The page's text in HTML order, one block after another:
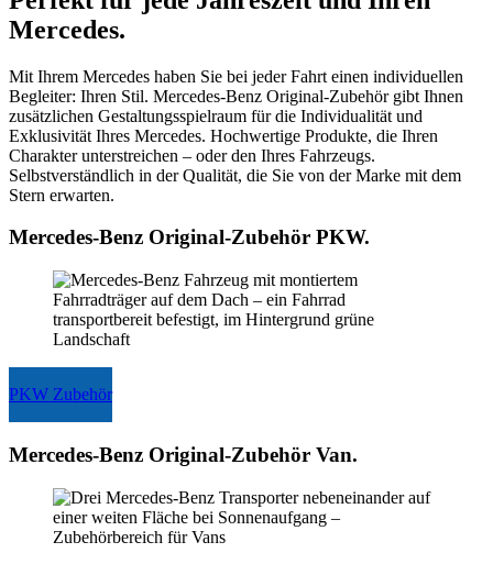
karriere.suedstern-boelle.de
Mercedes.
Mit Ihrem Mercedes haben Sie bei jeder Fahrt einen individuellen
Begleiter: Ihren Stil. Mercedes-Benz Original-Zubehör gibt Ihnen
zusätzlichen Gestaltungsspielraum für die Individualität und
Exklusivität Ihres Mercedes. Hochwertige Produkte, die Ihren
Charakter unterstreichen – oder den Ihres Fahrzeugs.
Selbstverständlich in der Qualität, die Sie von der Marke mit dem
Stern erwarten.
Mercedes-Benz Original-Zubehör PKW.
PKW Zubehör
Mercedes-Benz Original-Zubehör Van.